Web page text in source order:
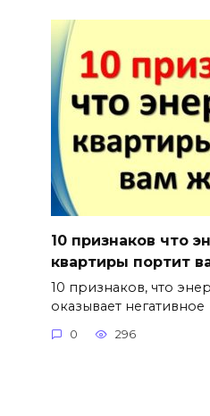
10 признаков что
квартиры портит
10 признаков, что
оказывает негативное
0 296